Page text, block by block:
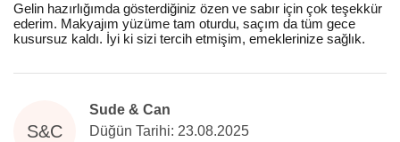
Gelin hazırlığımda gösterdiğiniz özen ve sabır için çok teşekkür
ederim. Makyajım yüzüme tam oturdu, saçım da tüm gece
kusursuz kaldı. İyi ki sizi tercih etmişim, emeklerinize sağlık.
S&C
Sude & Can
Düğün Tarihi: 23.08.2025